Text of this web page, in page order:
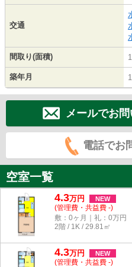
交通
間取り(面積)
築年月
メールでお
電話でお
空室一覧
4.3万円 NEW
(管理費・共益費 -)
敷：0ヶ月｜礼：0万円
2階 / 1K / 29.81㎡
4.3万円 NEW
(管理費・共益費 -)